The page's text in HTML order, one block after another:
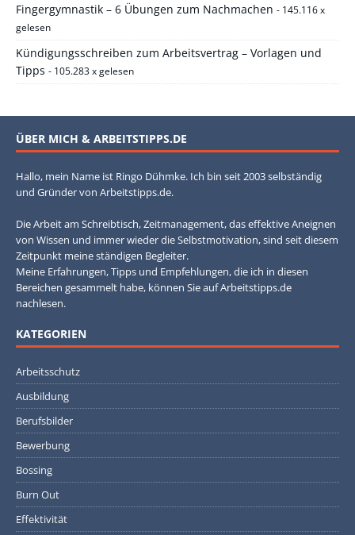
Fingergymnastik – 6 Übungen zum Nachmachen - 145.116 x
gelesen
Kündigungsschreiben zum Arbeitsvertrag – Vorlagen und
Tipps - 105.283 x gelesen
ÜBER MICH & ARBEITSTIPPS.DE
Hallo, mein Name ist Ringo Dühmke. Ich bin seit 2003 selbständig
und Gründer von Arbeitstipps.de.
Die Arbeit am Schreibtisch, Zeitmanagement, das effektive Aneignen
von Wissen und immer wieder die Selbstmotivation, sind seit diesem
Zeitpunkt meine ständigen Begleiter.
Meine Erfahrungen, Tipps und Empfehlungen, die ich in diesen
Bereichen gesammelt habe, können Sie auf Arbeitstipps.de
nachlesen.
KATEGORIEN
Arbeitsschutz
Ausbildung
Berufsbilder
Bewerbung
Bossing
Burn Out
Effektivität